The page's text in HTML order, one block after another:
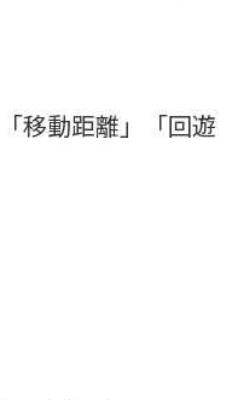
移動距離」「回遊